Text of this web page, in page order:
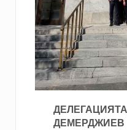
ДЕМЕРДЖИЕВ